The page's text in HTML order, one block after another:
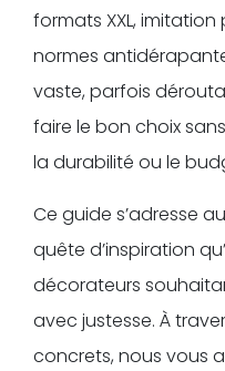
formats XXL,
normes
vaste, parfois
faire le bon choix
la durabilité ou le
Ce guide s’adresse
quête d’inspiration
décorateurs
avec justesse. À
concrets, nous vous